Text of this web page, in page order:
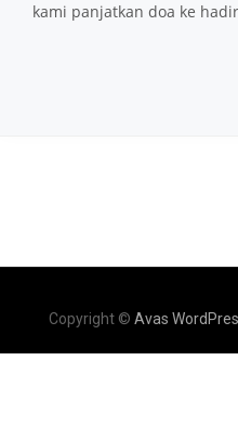
kami panjatkan doa ke
Copyright © Avas